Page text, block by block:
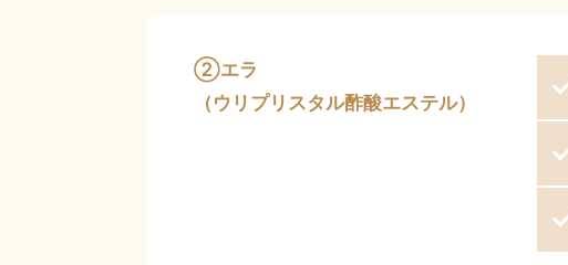
②エラ
（ウリプリスタル酢酸エステル）